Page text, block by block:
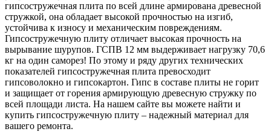
гипсостружечная плита по всей длине армирована древесной
стружкой, она обладает высокой прочностью на изгиб,
устойчива к износу и механическим повреждениям.
Гипсостружечную плиту отличает высокая прочность на
вырывание шурупов. ГСПВ 12 мм выдерживает нагрузку 70,6
кг на один саморез! По этому и ряду других технических
показателей гипсостружечная плита превосходит
гипсоволокно и гипсокартон. Гипс в составе плиты не горит
и защищает от горения армирующую древесную стружку по
всей площади листа. На нашем сайте вы можете найти и
купить гипсостружечную плиту – надежный материал для
вашего ремонта.